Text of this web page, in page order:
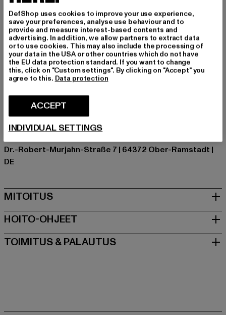
Tilaisuus: Arkivaatteet, Mukava, Rentoudu, Vapaa-aika
Kuvio: Raidallinen
Leikkaa: Regular
Tuotemerkki: Estelou
Kategoria: Crew Neck Jumpers
Color: blau
Materiaalin koostumus: 100% Puuvilla
Art.Nr: EST-C-CH-01851
Dr.-Robert-Murjahn-Straße 7 | 64372 Ober-Ramstadt |
DE
MITOITUS
HOITO-OHJEET
TOIMITUS & PALAUTUS
DefShop uses cookies to improve your use experience,
save your preferences, analyse use behaviour and to
provide and measure interest-based contents and
advertising. In addition, we allow partners to extract data
or to use cookies. This may also include the processing of
your data in the USA or other countries which do not have
the EU data protection standard. If you want to change
this, click on "Custom settings". By clicking on "Accept" you
agree to this. Data protection
ACCEPT
INDIVIDUAL SETTINGS